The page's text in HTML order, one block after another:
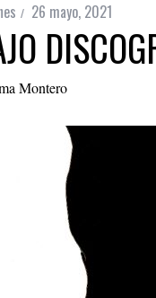
26 mayo, 2021
Montero